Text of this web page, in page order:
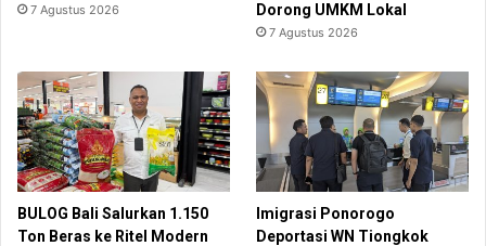
7 Agustus 2026
Dorong UMKM Lokal
7 Agustus 2026
BULOG Bali Salurkan 1.150
Ton Beras ke Ritel Modern
Imigrasi Ponorogo
Deportasi WN Tiongkok